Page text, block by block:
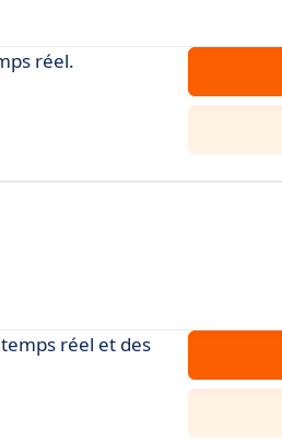
réel.
réel et des